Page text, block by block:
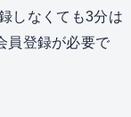
しなくても3分は
員登録が必要で